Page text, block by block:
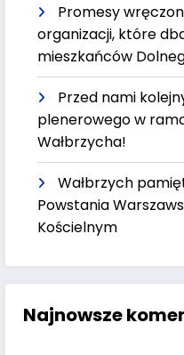
Promesy
organizacji, które
mieszkańców
Przed nami
plenerowego w
Wałbrzycha!
Wałbrzych
Powstania
Kościelnym
Najnowsze